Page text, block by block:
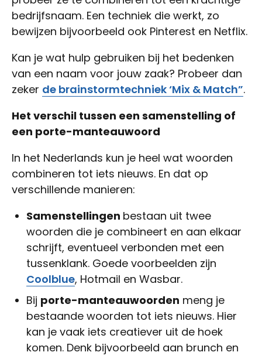
bedrijfsnaam. Een techniek die werkt, zo
bewijzen bijvoorbeeld ook Pinterest en Netflix.
Kan je wat hulp gebruiken bij het bedenken
van een naam voor jouw zaak? Probeer dan
zeker de brainstormtechniek ‘Mix & Match”.
Het verschil tussen een samenstelling of
een porte-manteauwoord
In het Nederlands kun je heel wat woorden
combineren tot iets nieuws. En dat op
verschillende manieren:
Samenstellingen bestaan uit twee
woorden die je combineert en aan elkaar
schrijft, eventueel verbonden met een
tussenklank. Goede voorbeelden zijn
Coolblue, Hotmail en Wasbar.
Bij porte-manteauwoorden meng je
bestaande woorden tot iets nieuws. Hier
kan je vaak iets creatiever uit de hoek
komen. Denk bijvoorbeeld aan brunch en